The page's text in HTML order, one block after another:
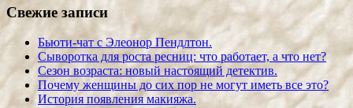
Свежие записи
Бьюти-чат с Элеонор Пендлтон.
Сыворотка для роста ресниц: что работает, а что нет?
Сезон возраста: новый настоящий детектив.
Почему женщины до сих пор не могут иметь все это?
История появления макияжа.